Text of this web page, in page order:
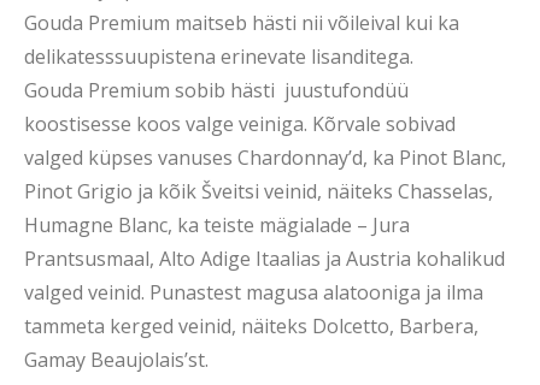
Gouda Premium maitseb hästi nii võileival kui ka
delikatesssuupistena erinevate lisanditega.
Gouda Premium sobib hästi juustufondüü
koostisesse koos valge veiniga. Kõrvale sobivad
valged küpses vanuses Chardonnay’d, ka Pinot Blanc,
Pinot Grigio ja kõik Šveitsi veinid, näiteks Chasselas,
Humagne Blanc, ka teiste mägialade – Jura
Prantsusmaal, Alto Adige Itaalias ja Austria kohalikud
valged veinid. Punastest magusa alatooniga ja ilma
tammeta kerged veinid, näiteks Dolcetto, Barbera,
Gamay Beaujolais’st.